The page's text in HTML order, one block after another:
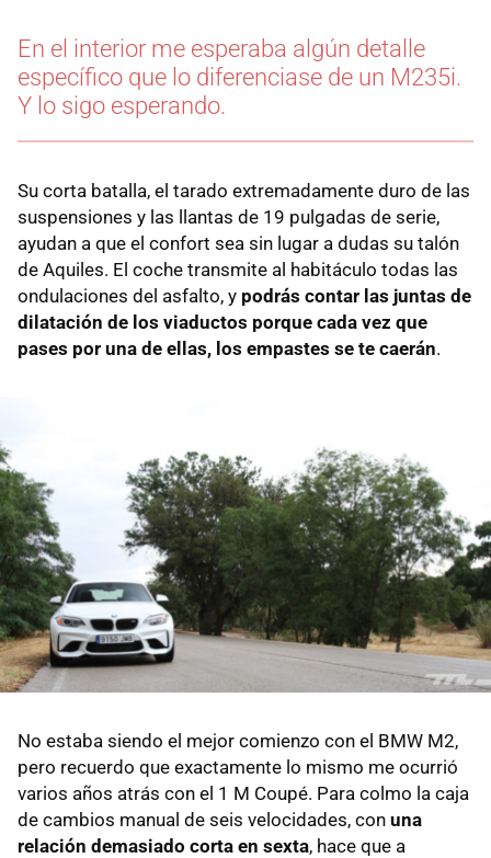
En el interior me esperaba algún detalle
específico que lo diferenciase de un M235i.
Y lo sigo esperando.
Su corta batalla, el tarado extremadamente duro de las
suspensiones y las llantas de 19 pulgadas de serie,
ayudan a que el confort sea sin lugar a dudas su talón
de Aquiles. El coche transmite al habitáculo todas las
ondulaciones del asfalto, y podrás contar las juntas de
dilatación de los viaductos porque cada vez que
pases por una de ellas, los empastes se te caerán.
No estaba siendo el mejor comienzo con el BMW M2,
pero recuerdo que exactamente lo mismo me ocurrió
varios años atrás con el 1 M Coupé. Para colmo la caja
de cambios manual de seis velocidades, con una
relación demasiado corta en sexta, hace que a